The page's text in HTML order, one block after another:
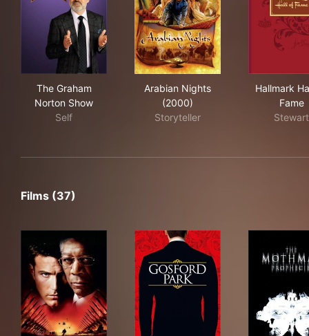
The Graham
Norton Show
Self
Arabian Nights
(2000)
Storyteller
Hallmark
Fame
Stewart
Films (37)